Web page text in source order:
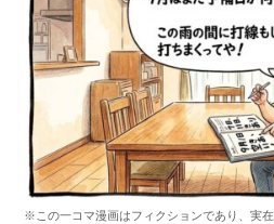
※この一コマ漫画はフィクションであり、実